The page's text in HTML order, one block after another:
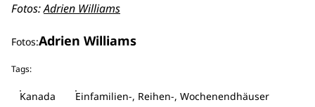
Fotos:Adrien Williams
Fotos:Adrien Williams
Tags:
Kanada
Einfamilien-, Reihen-, Wochenendhäuser